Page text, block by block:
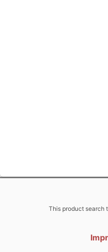
This product search